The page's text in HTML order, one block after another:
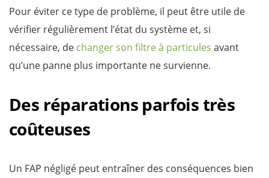
Pour éviter ce type de problème, il peut être utile de
vérifier régulièrement l’état du système et, si
nécessaire, de changer son filtre à particules avant
qu’une panne plus importante ne survienne.
Des réparations parfois très
coûteuses
Un FAP négligé peut entraîner des conséquences bien